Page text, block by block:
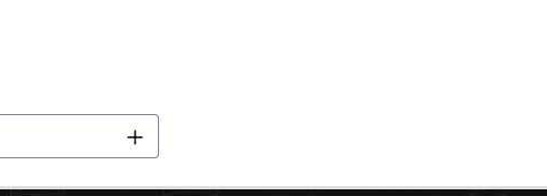
Wert ein oder benutze die